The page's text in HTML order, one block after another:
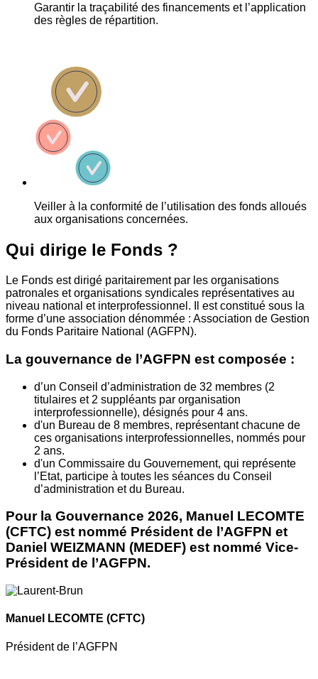
Garantir la traçabilité des financements et l’application
des règles de répartition.
Veiller à la conformité de l’utilisation des fonds alloués
aux organisations concernées.
Qui dirige le Fonds ?
Le Fonds est dirigé paritairement par les organisations
patronales et organisations syndicales représentatives au
niveau national et interprofessionnel. Il est constitué sous la
forme d’une association dénommée : Association de Gestion
du Fonds Paritaire National (AGFPN).
La gouvernance de l’AGFPN est composée :
d’un Conseil d’administration de 32 membres (2
titulaires et 2 suppléants par organisation
interprofessionnelle), désignés pour 4 ans.
d'un Bureau de 8 membres, représentant chacune de
ces organisations interprofessionnelles, nommés pour
2 ans.
d'un Commissaire du Gouvernement, qui représente
l’Etat, participe à toutes les séances du Conseil
d’administration et du Bureau.
Pour la Gouvernance 2026, Manuel LECOMTE
(CFTC) est nommé Président de l’AGFPN et
Daniel WEIZMANN (MEDEF) est nommé Vice-
Président de l’AGFPN.
Manuel LECOMTE (CFTC)
Président de l’AGFPN